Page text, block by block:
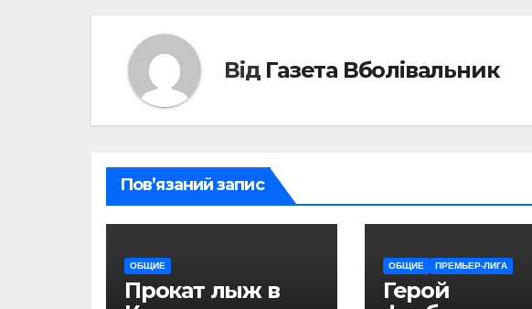
Від Газета Вболівальник
Пов’язаний запис
ОБЩИЕ
Прокат лыж в
ОБЩИЕ ПРЕМЬЕР-ЛИГА
Герой